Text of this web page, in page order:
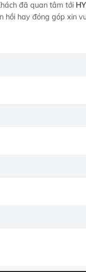
đã quan tâm tới
hồi hay đóng góp xin